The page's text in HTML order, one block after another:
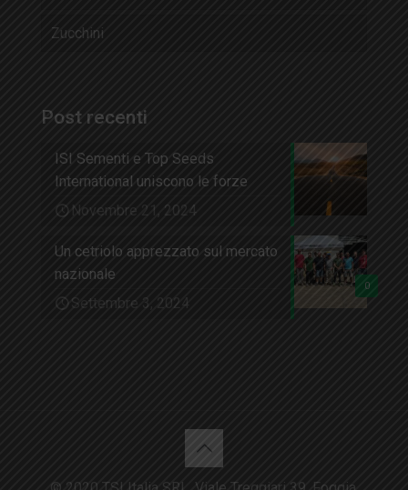
Zucchini
Post recenti
ISI Sementi e Top Seeds
International uniscono le forze
Novembre 21, 2024
0
Un cetriolo apprezzato sul mercato
nazionale
Settembre 3, 2024